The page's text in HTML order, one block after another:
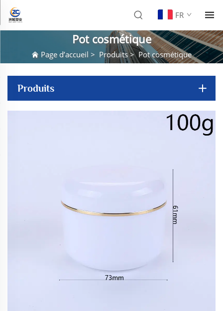
FR
Pot cosmétique
Page d’accueil > Produits>Pot cosmétique
Produits